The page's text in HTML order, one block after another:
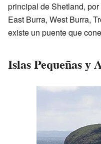
principal de Shetland,
East Burra, West Burra,
existe un puente que
Islas Pequeñas y